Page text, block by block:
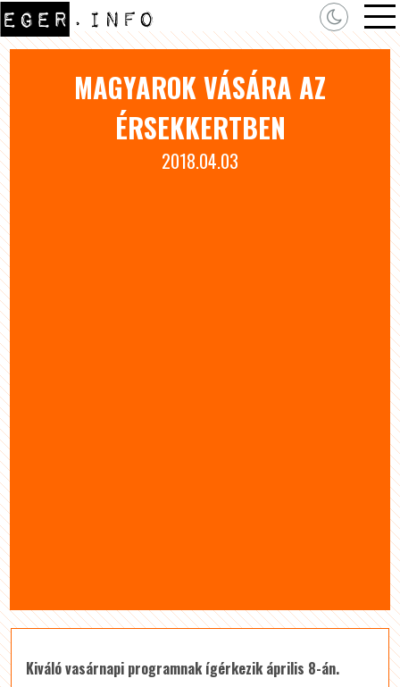
MAGYAROK VÁSÁRA AZ
ÉRSEKKERTBEN
2018.04.03
Kiváló vasárnapi programnak ígérkezik április 8-án.